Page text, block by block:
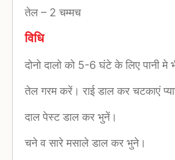
तेल – 2 चम्मच
विधि
दोनो दालो को 5-6 घंटे के लिए पानी मे
तेल गरम करें। राई डाल कर चटकाएं
दाल पेस्ट डाल कर भुनें।
चने व सारे मसाले डाल कर भुने।